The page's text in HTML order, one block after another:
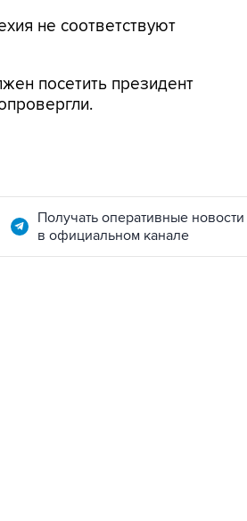
не соответствуют
посетить президент
Получать оперативные новости
в официальном канале